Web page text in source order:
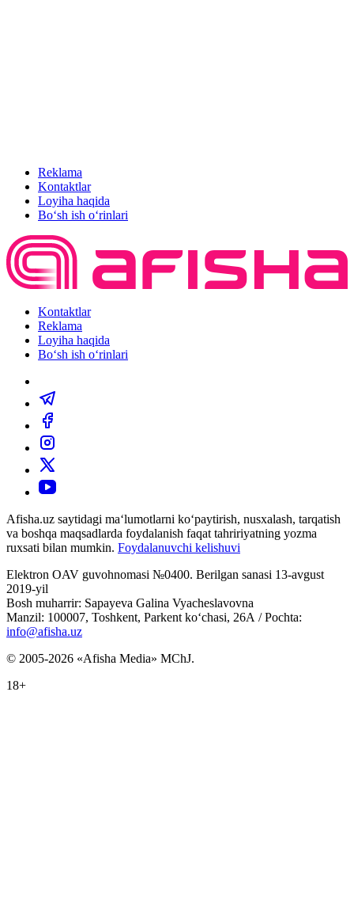
Reklama
Kontaktlar
Loyiha haqida
Bo‘sh ish o‘rinlari
Kontaktlar
Reklama
Loyiha haqida
Bo‘sh ish o‘rinlari
Afisha.uz saytidagi ma‘lumotlarni ko‘paytirish, nusxalash, tarqatish
va boshqa maqsadlarda foydalanish faqat tahririyatning yozma
ruxsati bilan mumkin. Foydalanuvchi kelishuvi
Elektron OAV guvohnomasi №0400. Berilgan sanasi 13-avgust
2019-yil
Bosh muharrir: Sapayeva Galina Vyacheslavovna
Manzil: 100007, Toshkent, Parkent ko‘chasi, 26А / Pochta:
info@afisha.uz
© 2005-2026 «Afisha Media» MChJ.
18+